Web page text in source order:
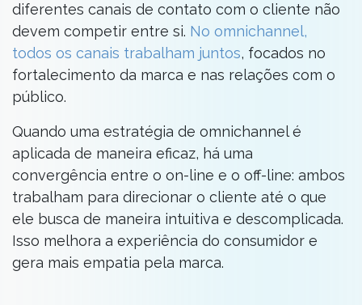
diferentes canais de contato com o cliente não
devem competir entre si. No omnichannel,
todos os canais trabalham juntos, focados no
fortalecimento da marca e nas relações com o
público.
Quando uma estratégia de omnichannel é
aplicada de maneira eficaz, há uma
convergência entre o on-line e o off-line: ambos
trabalham para direcionar o cliente até o que
ele busca de maneira intuitiva e descomplicada.
Isso melhora a experiência do consumidor e
gera mais empatia pela marca.